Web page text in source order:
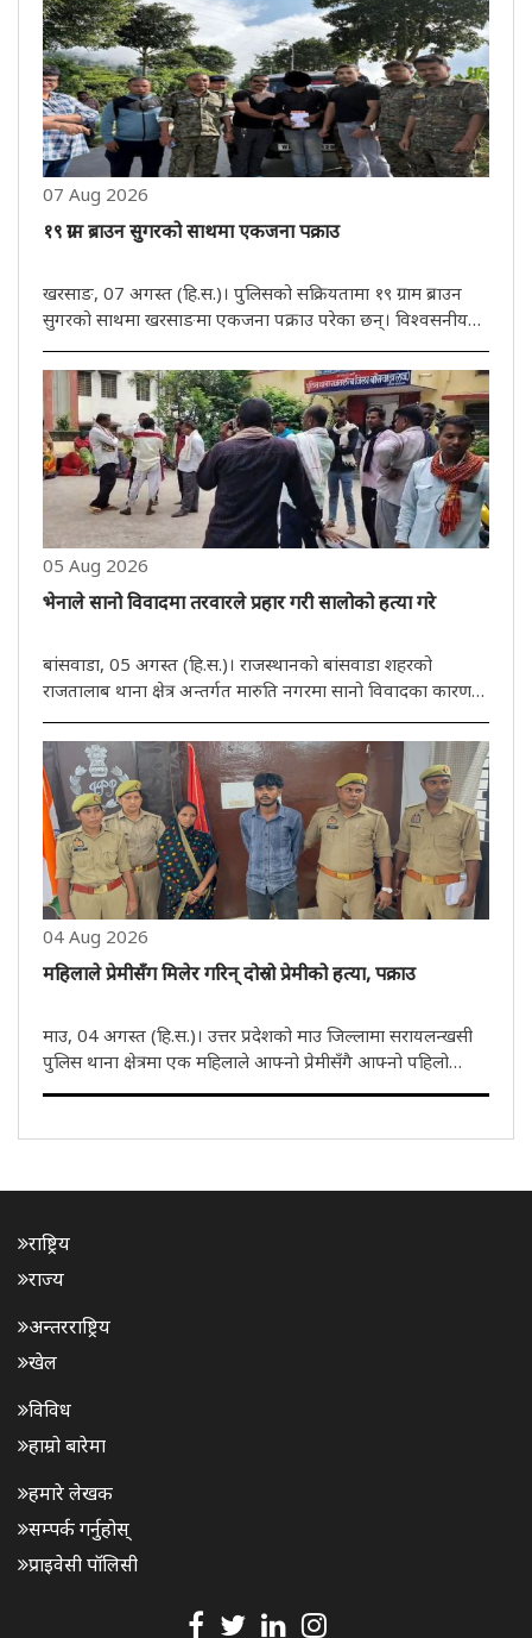
07 Aug 2026
१९ ग्राम ब्राउन सुगरको साथमा एकजना पक्राउ
खरसाङ, 07 अगस्त (हि.स.)। पुलिसको सक्रियतामा १९ ग्राम ब्राउन
सुगरको साथमा खरसाङमा एकजना पक्राउ परेका छन्। विश्वसनीय
जानकारीको आधारमा खरसाङ पुलिसले आईटी पार्किङ निर्माण नजिकै
खरसाङ बाइपास रोड क्षेत्रबाट एक व्यक्तिलाई पक्राउ गरेको छ।
खोजीको क्रममा ..
05 Aug 2026
भेनाले सानो विवादमा तरवारले प्रहार गरी सालोको हत्या गरे
बांसवाडा, 05 अगस्त (हि.स.)। राजस्थानको बांसवाडा शहरको
राजतालाब थाना क्षेत्र अन्तर्गत मारुति नगरमा सानो विवादका कारण
एक भेनाले आफ्नै सालोलाई तरवारले क्रूरतापूर्वक आक्रमण गरेर हत्या
गरेको घटना प्रकाशमा आएको छ। प्रारम्भिक जानकारीअनुसार,
अभियुक्त ..
04 Aug 2026
महिलाले प्रेमीसँग मिलेर गरिन् दोस्रो प्रेमीको हत्या, पक्राउ
माउ, 04 अगस्त (हि.स.)। उत्तर प्रदेशको माउ जिल्लामा सरायलन्खसी
पुलिस थाना क्षेत्रमा एक महिलाले आफ्नो प्रेमीसँगै आफ्नो पहिलो
प्रेमीको हत्या गराएकी छिन्। मङ्गलबार घटनाको खुलासा गर्दै पुलिसले
राष्ट्रिय
राज्य
अन्तरराष्ट्रिय
खेल
विविध
हाम्रो बारेमा
हमारे लेखक
सम्पर्क गर्नुहोस्
प्राइवेसी पॉलिसी